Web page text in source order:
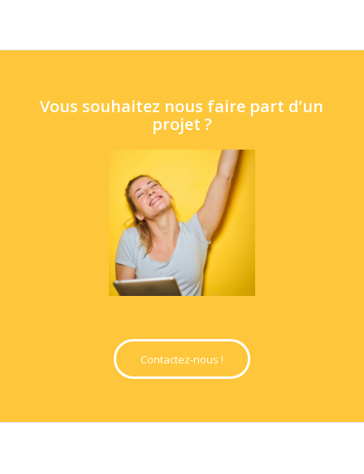
Vous souhaitez nous faire part d’un
projet ?
Contactez-nous !